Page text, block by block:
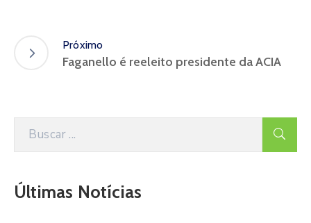
Próximo
Faganello é reeleito presidente da ACIA
Últimas Notícias